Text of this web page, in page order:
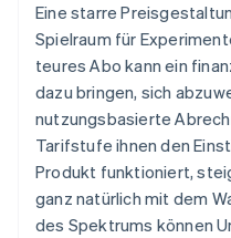
Eine starre
Spielraum für
teures Abo kann ein
dazu bringen, sich
nutzungsbasierte
Tarifstufe ihnen den
Produkt funktioniert,
ganz natürlich mit dem
des Spektrums können